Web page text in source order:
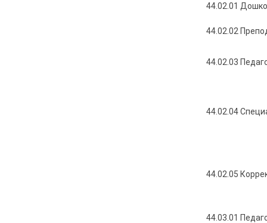
44.02.01
44.02.02
44.02.03
44.02.04
44.02.05
44.03.01